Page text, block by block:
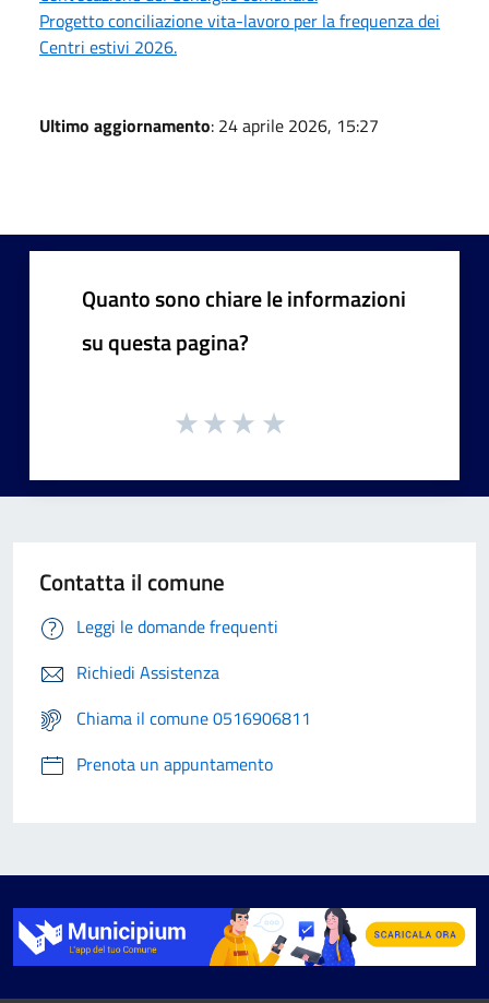
Progetto conciliazione vita-lavoro per la frequenza dei
Centri estivi 2026.
Ultimo aggiornamento: 24 aprile 2026, 15:27
Quanto sono chiare le informazioni
su questa pagina?
Contatta il comune
Leggi le domande frequenti
Richiedi Assistenza
Chiama il comune 0516906811
Prenota un appuntamento